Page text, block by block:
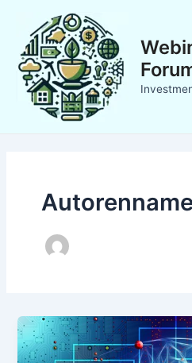
springen